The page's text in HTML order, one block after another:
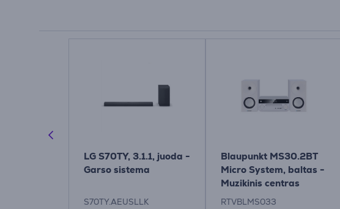
LG S70TY, 3.1.1, juoda -
Garso sistema
S70TY.AEUSLLK
Blaupunkt MS30.2BT
Micro System, baltas -
Muzikinis centras
RTVBLMS033